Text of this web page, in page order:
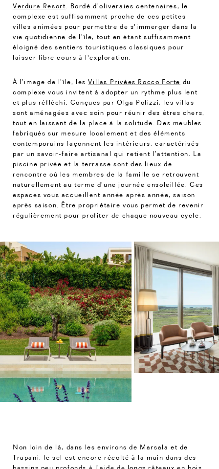
Verdura Resort . Bordé d'oliveraies centenaires, le
complexe est suffisamment proche de ces petites
villes animées pour permettre de s'immerger dans la
vie quotidienne de l'île, tout en étant suffisamment
éloigné des sentiers touristiques classiques pour
laisser libre cours à l'exploration.
À l’image de l’île, lesVillas Privées Rocco Forte du
complexe vous invitent à adopter un rythme plus lent
et plus réfléchi. Conçues par Olga Polizzi, les villas
sont aménagées avec soin pour réunir des êtres chers,
tout en laissant de la place à la solitude. Des meubles
fabriqués sur mesure localement et des éléments
contemporains façonnent les intérieurs, caractérisés
par un savoir-faire artisanal qui retient l’attention. La
piscine privée et la terrasse sont des lieux de
rencontre où les membres de la famille se retrouvent
naturellement au terme d'une journée ensoleillée. Ces
espaces vous accueillent année après année, saison
après saison. Être propriétaire vous permet de revenir
régulièrement pour profiter de chaque nouveau cycle.
Non loin de là, dans les environs de Marsala et de
Trapani, le sel est encore récolté à la main dans des